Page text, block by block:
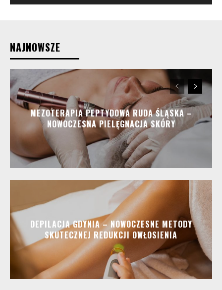
NAJNOWSZE
MEZOTERAPIA PEPTYDOWA RUDA ŚLĄSKA –
NOWOCZESNA PIELĘGNACJA SKÓRY
DEPILACJA GDYNIA – NOWOCZESNE METODY
SKUTECZNEJ REDUKCJI OWŁOSIENIA